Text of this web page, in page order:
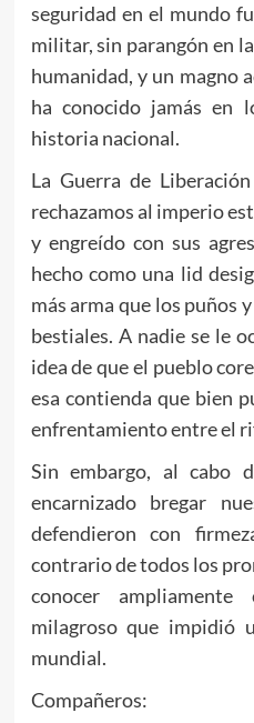
seguridad en el mundo
militar, sin parangón en
humanidad, y un magno
ha conocido jamás en
historia nacional.
La Guerra de
rechazamos al imperio
y engreído con sus
hecho como una lid
más arma que los puños
bestiales. A nadie se le
idea de que el pueblo
esa contienda que bien
enfrentamiento entre el
Sin embargo, al cabo
encarnizado bregar
defendieron con
contrario de todos los
conocer
milagroso que impidió
mundial.
Compañeros: